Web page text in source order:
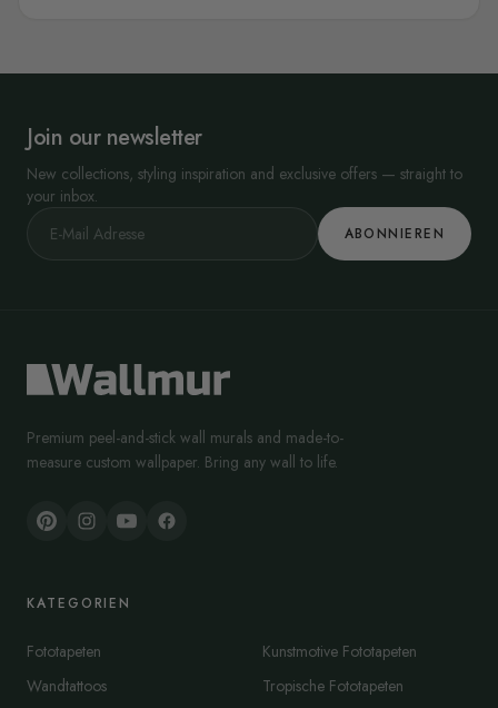
Join our newsletter
New collections, styling inspiration and exclusive offers — straight to
your inbox.
ABONNIEREN
Premium peel-and-stick wall murals and made-to-
measure custom wallpaper. Bring any wall to life.
KATEGORIEN
Fototapeten
Wandtattoos
Kunstmotive Fototapeten
Tropische Fototapeten